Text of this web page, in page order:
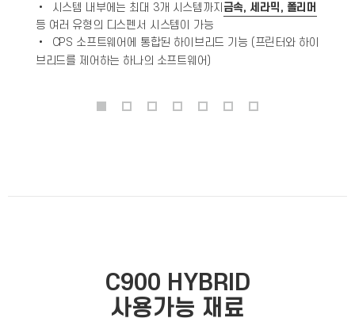
•
시스템 내부에는 최대 3개 시스템까지 금속, 세라믹, 폴리머
등 여러 유형의 디스펜서 시스템이 가능
• CPS 소프트웨어에 통합된 하이브리드 기능 (프린터와 하이
브리드를 제어하는 하나의 소프트웨어)
C900 HYBRID
사용가능 재료